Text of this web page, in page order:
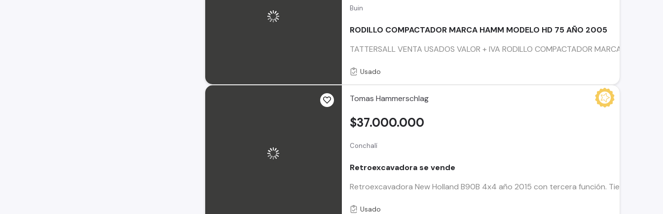
Buin
RODILLO COMPACTADOR MARCA HAMM MODELO HD 75 AÑO 2005
TATTERSALL VENTA USADOS VALOR + IVA RODILLO COMPACTADOR MARCA
Usado
Tomas Hammerschlag
Conchalí
Retroexcavadora se vende
Retroexcavadora New Holland B90B 4x4 año 2015 con tercera función. Tiene 4
$37.000.000
Usado